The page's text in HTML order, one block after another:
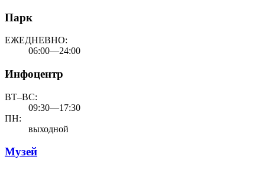
Парк
ЕЖЕДНЕВНО:
06:00—24:00
Инфоцентр
ВТ–ВС:
09:30—17:30
ПН:
выходной
Музей